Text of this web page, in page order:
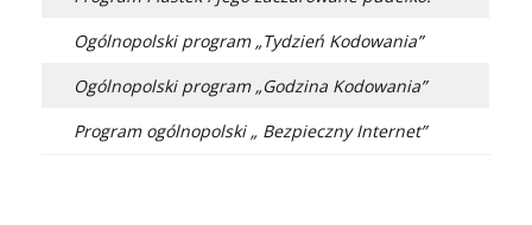
Ogólnopolski program „Tydzień Kodowania”
Ogólnopolski program „Godzina Kodowania”
Program ogólnopolski „ Bezpieczny Internet”